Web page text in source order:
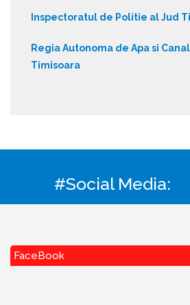
Inspectoratul de Politie al Jud
Regia Autonoma de Apa si
Timisoara
#Social Media:
FaceBook